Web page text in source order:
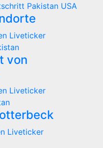
Pakistan USA
Liveticker
von
Liveticker
Liveticker